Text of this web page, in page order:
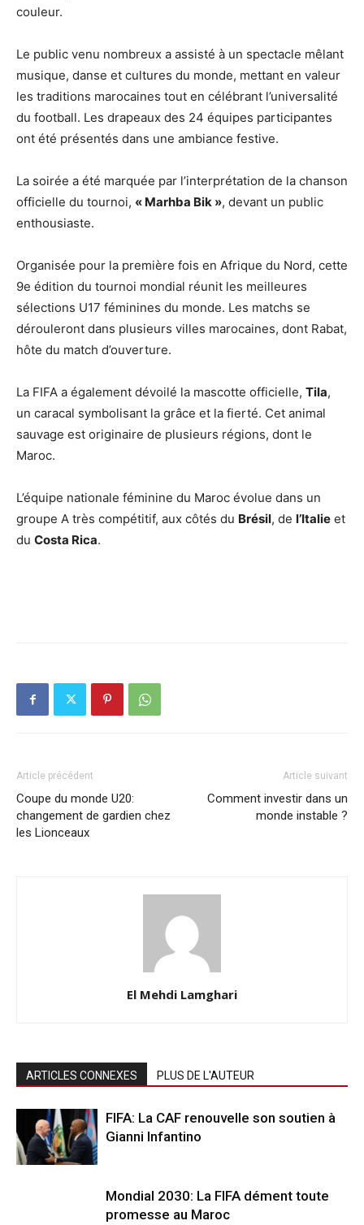
couleur.
Le public venu nombreux a assisté à un spectacle mêlant
musique, danse et cultures du monde, mettant en valeur
les traditions marocaines tout en célébrant l’universalité
du football. Les drapeaux des 24 équipes participantes
ont été présentés dans une ambiance festive.
La soirée a été marquée par l’interprétation de la chanson
officielle du tournoi, « Marhba Bik », devant un public
enthousiaste.
Organisée pour la première fois en Afrique du Nord, cette
9e édition du tournoi mondial réunit les meilleures
sélections U17 féminines du monde. Les matchs se
dérouleront dans plusieurs villes marocaines, dont Rabat,
hôte du match d’ouverture.
La FIFA a également dévoilé la mascotte officielle, Tila,
un caracal symbolisant la grâce et la fierté. Cet animal
sauvage est originaire de plusieurs régions, dont le
Maroc.
L’équipe nationale féminine du Maroc évolue dans un
groupe A très compétitif, aux côtés du Brésil, de l’Italie et
du Costa Rica.
Article précédent
Coupe du monde U20:
changement de gardien chez
les Lionceaux
Article suivant
Comment investir dans un
monde instable ?
El Mehdi Lamghari
ARTICLES CONNEXES PLUS DE L'AUTEUR
FIFA: La CAF renouvelle son soutien à
Gianni Infantino
Mondial 2030: La FIFA dément toute
promesse au Maroc